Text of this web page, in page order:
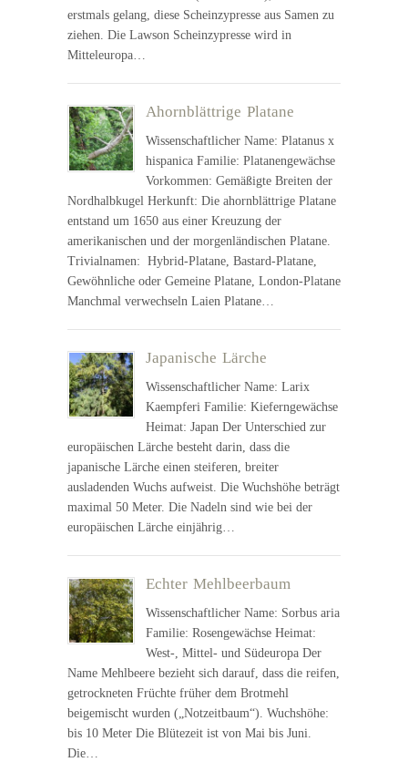
erstmals gelang, diese Scheinzypresse aus Samen zu
ziehen. Die Lawson Scheinzypresse wird in
Mitteleuropa…
Ahornblättrige Platane
Wissenschaftlicher Name: Platanus x
hispanica Familie: Platanengewächse
Vorkommen: Gemäßigte Breiten der
Nordhalbkugel Herkunft: Die ahornblättrige Platane
entstand um 1650 aus einer Kreuzung der
amerikanischen und der morgenländischen Platane.
Trivialnamen: Hybrid-Platane, Bastard-Platane,
Gewöhnliche oder Gemeine Platane, London-Platane
Manchmal verwechseln Laien Platane…
Japanische Lärche
Wissenschaftlicher Name: Larix
Kaempferi Familie: Kieferngewächse
Heimat: Japan Der Unterschied zur
europäischen Lärche besteht darin, dass die
japanische Lärche einen steiferen, breiter
ausladenden Wuchs aufweist. Die Wuchshöhe beträgt
maximal 50 Meter. Die Nadeln sind wie bei der
europäischen Lärche einjährig…
Echter Mehlbeerbaum
Wissenschaftlicher Name: Sorbus aria
Familie: Rosengewächse Heimat:
West-, Mittel- und Südeuropa Der
Name Mehlbeere bezieht sich darauf, dass die reifen,
getrockneten Früchte früher dem Brotmehl
beigemischt wurden („Notzeitbaum“). Wuchshöhe:
bis 10 Meter Die Blütezeit ist von Mai bis Juni.
Die…